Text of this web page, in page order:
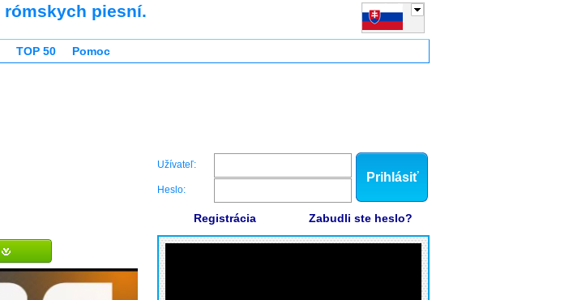
rómskych piesní.
TOP 50 Pomoc
Užívateľ:
Heslo:
Prihlásiť
Registrácia Zabudli ste heslo?